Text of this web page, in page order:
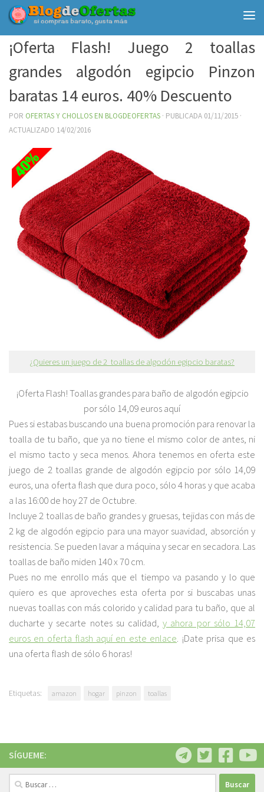
Debajo del contenido
¡Oferta Flash! Juego 2 toallas
grandes algodón egipcio Pinzon
baratas 14 euros. 40% Descuento
POR OFERTAS Y CHOLLOS EN BLOGDEOFERTAS · PUBLICADA 01/11/2015 ·
ACTUALIZADO 14/02/2016
¿Quieres un juego de 2 toallas de algodón egipcio baratas?
¡Oferta Flash! Toallas grandes para baño de algodón egipcio
por sólo 14,09 euros aquí
Pues si estabas buscando una buena promoción para renovar la
toalla de tu baño, que ya no tiene el mismo color de antes, ni
el mismo tacto y seca menos. Ahora tenemos en oferta este
juego de 2 toallas grande de algodón egipcio por sólo 14,09
euros, una oferta flash que dura poco, sólo 4 horas y que acaba
a las 16:00 de hoy 27 de Octubre.
Incluye 2 toallas de baño grandes y gruesas, tejidas con más de
2 kg de algodón egipcio para una mayor suavidad, absorción y
resistencia. Se pueden lavar a máquina y secar en secadora. Las
toallas de baño miden 140 x 70 cm.
Pues no me enrollo más que el tiempo va pasando y lo que
quiero es que aproveches esta oferta por si buscabas unas
nuevas toallas con más colorido y calidad para tu baño, que al
ducharte y secarte notes su calidad,y ahora por sólo 14,07
euros en oferta flash aquí en este enlace. ¡Date prisa que es
una oferta flash de sólo 6 horas!
Etiquetas: amazon hogar pinzon toallas
SÍGUEME:
Buscar: